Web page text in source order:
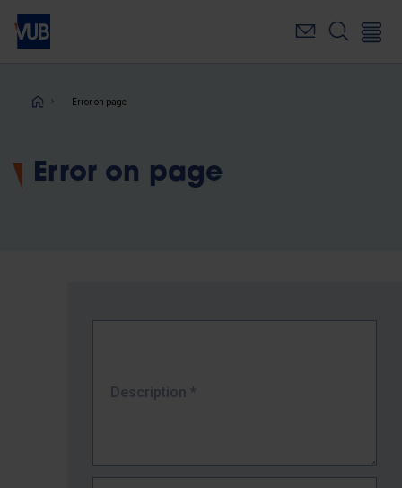
Skip
main
Breadcrumb
Error on page
Error on page
Description *